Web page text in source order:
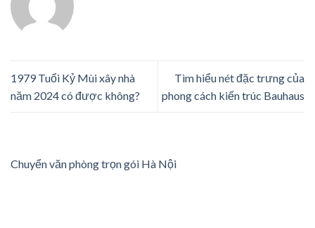
1979 Tuổi Kỷ Mùi xây nhà
năm 2024 có được không?
Tìm hiểu nét đặc trưng của
phong cách kiến trúc Bauhaus
Chuyển văn phòng trọn gói Hà Nội